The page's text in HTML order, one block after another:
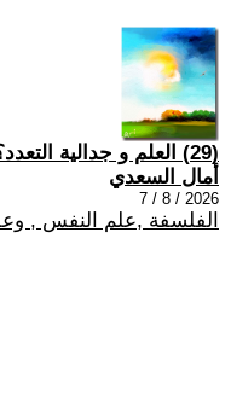
(29) العلم و جدالية التعدد؟؟؟؟؟؟؟؟؟؟؟؟؟؟
أمال السعدي
2026 / 8 / 7
الفلسفة ,علم النفس ,